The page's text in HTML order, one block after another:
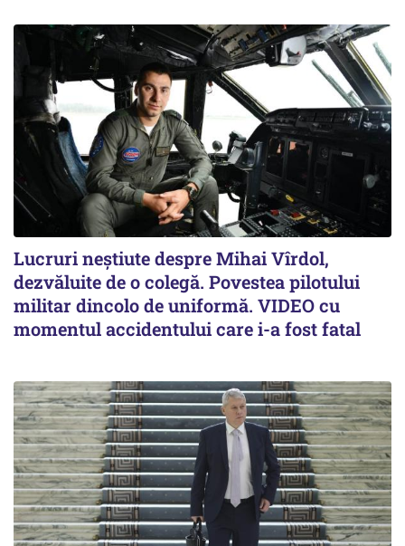
Lucruri neștiute despre Mihai Vîrdol,
dezvăluite de o colegă. Povestea pilotului
militar dincolo de uniformă. VIDEO cu
momentul accidentului care i-a fost fatal